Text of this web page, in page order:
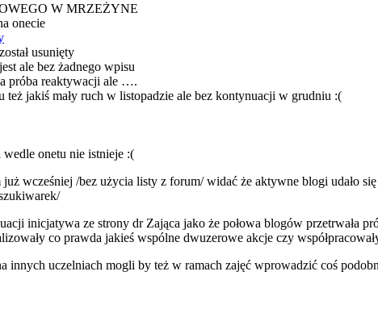
W MRZEŻYNE
onecie
usunięty
ale bez żadnego wpisu
próba reaktywacji ale ….
też jakiś mały ruch w listopadzie ale bez kontynuacji w grudniu :(
onetu nie istnieje :(
już wcześniej /bez użycia listy z forum/ widać że aktywne blogi udało
inicjatywa ze strony dr Zająca jako że połowa blogów przetrwała
co prawda jakieś wspólne dwuzerowe akcje czy
innych uczelniach mogli by też w ramach zajęć wprowadzić coś